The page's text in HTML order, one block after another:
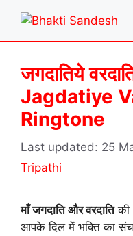
content
जगदातिये
Jagdatiye
Ringtone
25
Tripathi
माँ जगदाति और वरदातिकी
आपके दिल में भक्ति का